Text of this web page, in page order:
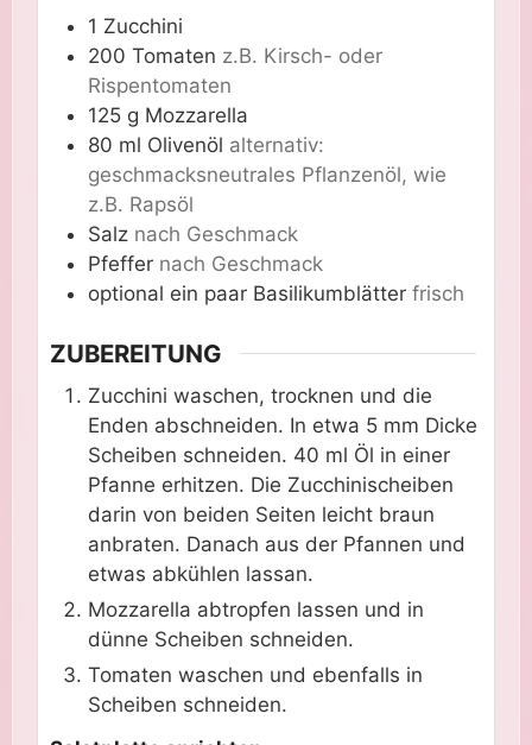
1 Zucchini
200 Tomaten z.B. Kirsch- oder
Rispentomaten
125 g Mozzarella
80 ml Olivenöl alternativ:
geschmacksneutrales Pflanzenöl, wie
z.B. Rapsöl
Salz nach Geschmack
Pfeffer nach Geschmack
optional ein paar Basilikumblätter frisch
ZUBEREITUNG
Zucchini waschen, trocknen und die
Enden abschneiden. In etwa 5 mm Dicke
Scheiben schneiden. 40 ml Öl in einer
Pfanne erhitzen. Die Zucchinischeiben
darin von beiden Seiten leicht braun
anbraten. Danach aus der Pfannen und
etwas abkühlen lassan.
Mozzarella abtropfen lassen und in
dünne Scheiben schneiden.
Tomaten waschen und ebenfalls in
Scheiben schneiden.